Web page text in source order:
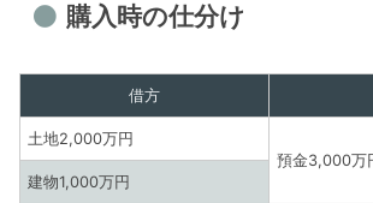
購入時の仕分け
借方
土地2,000万円
預金3,000万
建物1,000万円